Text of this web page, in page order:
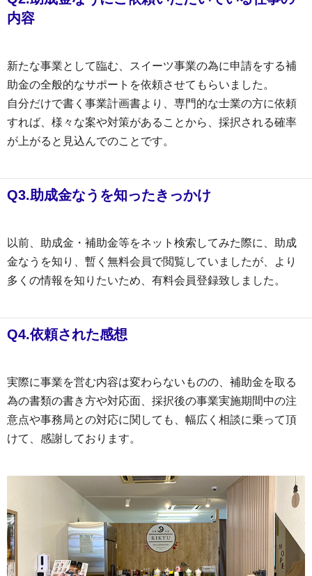
内容
新たな事業として臨む、スイーツ事業の為に申請をする補
助金の全般的なサポートを依頼させてもらいました。
自分だけで書く事業計画書より、専門的な士業の方に依頼
すれば、様々な案や対策があることから、採択される確率
が上がると見込んでのことです。
Q3.助成金なうを知ったきっかけ
以前、助成金・補助金等をネット検索してみた際に、助成
金なうを知り、暫く無料会員で閲覧していましたが、より
多くの情報を知りたいため、有料会員登録致しました。
Q4.依頼された感想
実際に事業を営む内容は変わらないものの、補助金を取る
為の書類の書き方や対応面、採択後の事業実施期間中の注
意点や事務局との対応に関しても、幅広く相談に乗って頂
けて、感謝しております。